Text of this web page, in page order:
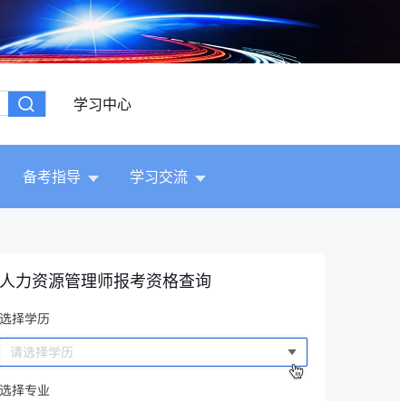
学习中心
备考指导 学习交流
人力资源管理师报考资格查询